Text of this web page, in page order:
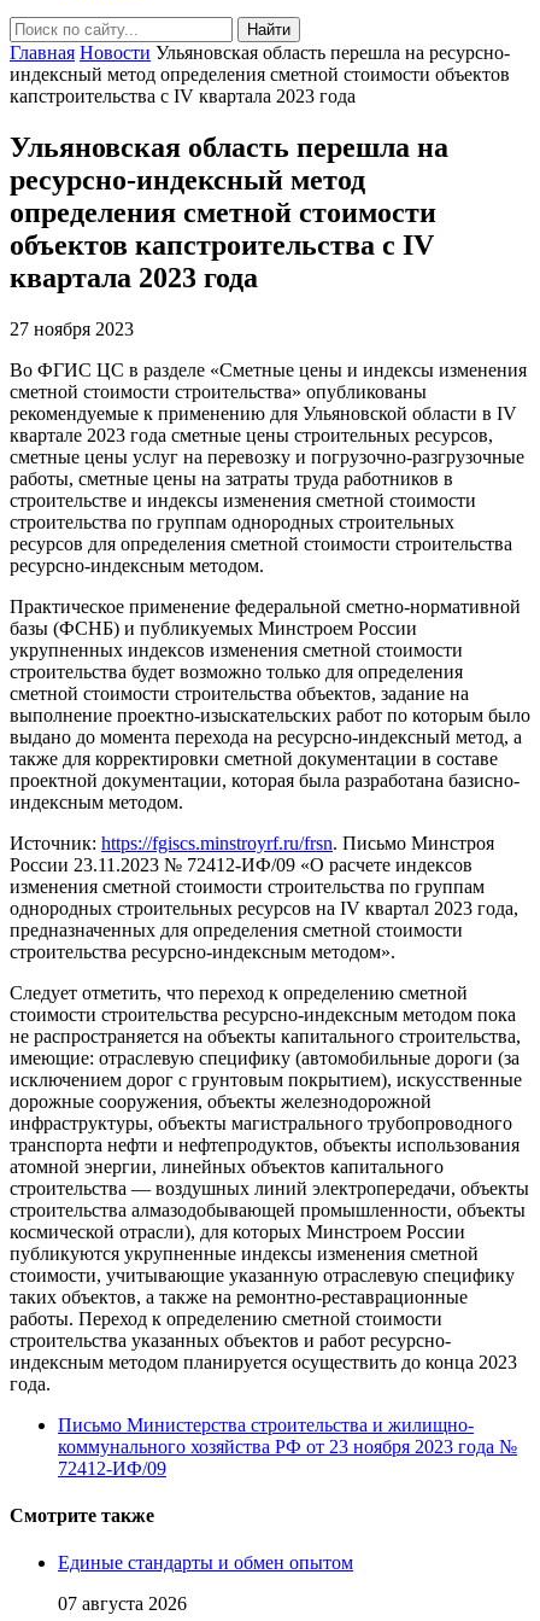
Найти
Главная Новости Ульяновская область перешла на ресурсно-
индексный метод определения сметной стоимости объектов
капстроительства с IV квартала 2023 года
Ульяновская область перешла на
ресурсно-индексный метод
определения сметной стоимости
объектов капстроительства с IV
квартала 2023 года
27 ноября 2023
Во ФГИС ЦС в разделе «Сметные цены и индексы изменения
сметной стоимости строительства» опубликованы
рекомендуемые к применению для Ульяновской области в IV
квартале 2023 года сметные цены строительных ресурсов,
сметные цены услуг на перевозку и погрузочно-разгрузочные
работы, сметные цены на затраты труда работников в
строительстве и индексы изменения сметной стоимости
строительства по группам однородных строительных
ресурсов для определения сметной стоимости строительства
ресурсно-индексным методом.
Практическое применение федеральной сметно-нормативной
базы (ФСНБ) и публикуемых Минстроем России
укрупненных индексов изменения сметной стоимости
строительства будет возможно только для определения
сметной стоимости строительства объектов, задание на
выполнение проектно-изыскательских работ по которым было
выдано до момента перехода на ресурсно-индексный метод, а
также для корректировки сметной документации в составе
проектной документации, которая была разработана базисно-
индексным методом.
Источник: https://fgiscs.minstroyrf.ru/frsn. Письмо Минстроя
России 23.11.2023 № 72412-ИФ/09 «О расчете индексов
изменения сметной стоимости строительства по группам
однородных строительных ресурсов на IV квартал 2023 года,
предназначенных для определения сметной стоимости
строительства ресурсно-индексным методом».
Следует отметить, что переход к определению сметной
стоимости строительства ресурсно-индексным методом пока
не распространяется на объекты капитального строительства,
имеющие: отраслевую специфику (автомобильные дороги (за
исключением дорог с грунтовым покрытием), искусственные
дорожные сооружения, объекты железнодорожной
инфраструктуры, объекты магистрального трубопроводного
транспорта нефти и нефтепродуктов, объекты использования
атомной энергии, линейных объектов капитального
строительства — воздушных линий электропередачи, объекты
строительства алмазодобывающей промышленности, объекты
космической отрасли), для которых Минстроем России
публикуются укрупненные индексы изменения сметной
стоимости, учитывающие указанную отраслевую специфику
таких объектов, а также на ремонтно-реставрационные
работы. Переход к определению сметной стоимости
строительства указанных объектов и работ ресурсно-
индексным методом планируется осуществить до конца 2023
года.
Письмо Министерства строительства и жилищно-
коммунального хозяйства РФ от 23 ноября 2023 года №
72412-ИФ/09
Смотрите также
Единые стандарты и обмен опытом
07 августа 2026